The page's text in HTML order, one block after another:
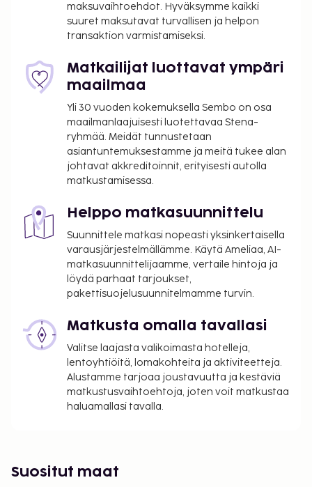
business center, limusiini- / town car -palvelu ja
express-uloskirjautuminen. Tämä hotelli tarjoaa
kylpylässä, jonka palveluihin sisältyvät muun
muassa hierontapalvelut, vartalohoidot ja
ympäri vuorokauden auki oleva kuntokeskus.
Tämän hotellin palveluihin kuuluu muun muassa
ilmainen langaton internetyhteys, concierge-
palvelut ja juhlasali. Majoituspaikan ravintolan, May
Fair Kitchen, erikoisuuksiin kuuluu japanilainen
ympärivuorokautinen huonepalvelu.
Lisämaksullinen täysi aamiainen tarjoillaan
arkipäivisin klo 7.00–10.30 ja viikonloppuisin klo
7.30–11.00. Tämän majoituspaikan virallinen
tähtiluokitus on Englannin kansallisen
matkailujohtokunnan VisitEnglandin myöntämä.
Maksu täydestä aamiaisesta: noin 39.00 GBP
per henkilö
Valet-pysäköinti: 60 GBP per päivä
Palvelumaksu: 3.5 prosenttia
Yllä oleva luettelo ei ehkä kata kaikkea. Maksut ja
takuumaksut eivät välttämättä sisällä veroja, ja ne
etukäteen. Varauksen voi tehdä ottamalla
maksuvaihtoehdot. Hyväksymme kaikki
suuret maksutavat turvallisen ja helpon
transaktion varmistamiseksi.
Matkailijat luottavat ympäri
maailmaa
Yli 30 vuoden kokemuksella Sembo on osa
maailmanlaajuisesti luotettavaa Stena-
ryhmää. Meidät tunnustetaan
asiantuntemuksestamme ja meitä tukee alan
johtavat akkreditoinnit, erityisesti autolla
matkustamisessa.
Helppo matkasuunnittelu
Suunnittele matkasi nopeasti yksinkertaisella
varausjärjestelmällämme. Käytä Ameliaa, AI-
matkasuunnittelijaamme, vertaile hintoja ja
löydä parhaat tarjoukset,
pakettisuojelusuunnitelmamme turvin.
Matkusta omalla tavallasi
Valitse laajasta valikoimasta hotelleja,
lentoyhtiöitä, lomakohteita ja aktiviteetteja.
Alustamme tarjoaa joustavuutta ja kestäviä
matkustusvaihtoehtoja, joten voit matkustaa
haluamallasi tavalla.
Suositut maat